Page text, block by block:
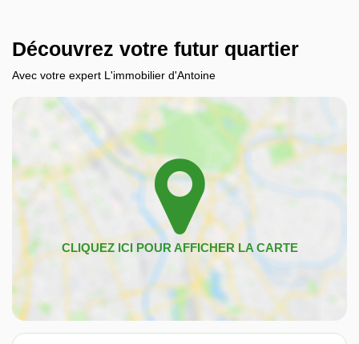
Découvrez votre futur quartier
Avec votre expert L'immobilier d'Antoine